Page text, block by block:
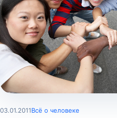
03.01.2011Всё о человеке